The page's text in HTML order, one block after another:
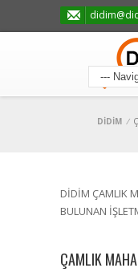
DİDİM /
DİDİM ÇAMLIK
BULUNAN
ÇAMLIK